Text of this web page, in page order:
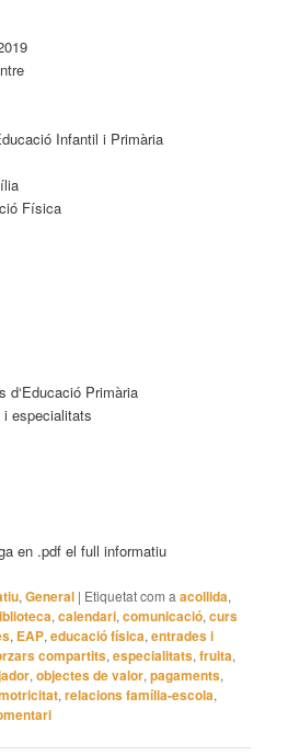
Infantil i Primària
Física
d‘Educació Primària
especialitats
en .pdf el full informatiu
,General | Etiquetat com a acollida,
,calendari,comunicació,curs
, EAP,educació física,entrades i
compartits,especialitats,fruita,
,objectes de valor,pagaments,
,relacions família-escola,